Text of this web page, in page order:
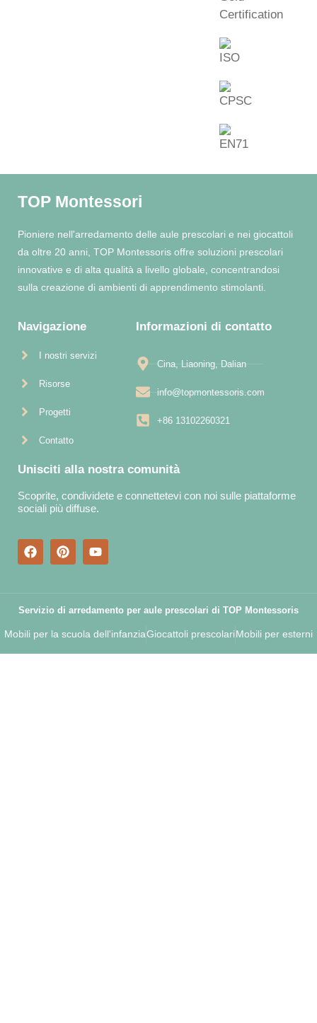
TOP Montessori
Pioniere nell'arredamento delle aule prescolari e nei giocattoli
da oltre 20 anni, TOP Montessoris offre soluzioni prescolari
innovative e di alta qualità a livello globale, concentrandosi
sulla creazione di ambienti di apprendimento stimolanti.
Navigazione
I nostri servizi
Risorse
Progetti
Contatto
Informazioni di contatto
Cina, Liaoning, Dalian
info@topmontessoris.com
+86 13102260321
Unisciti alla nostra comunità
Scoprite, condividete e connettetevi con noi sulle piattaforme
sociali più diffuse.
Servizio di arredamento per aule prescolari di TOP Montessoris
Mobili per la scuola dell'infanziaGiocattoli prescolariMobili per esterni